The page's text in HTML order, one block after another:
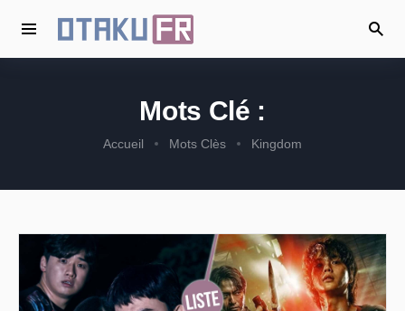
Mots Clé :
Accueil Mots Clès Kingdom